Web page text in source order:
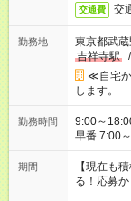
交通費 交
勤務地
東京都武
吉祥寺駅
/
≪自宅
します。
勤務時間
9:00～18:00（休憩60分）
早番 7:00～
と休みを
「できれ
ね。 ※Wワーク希望の方へ 今ご覧のお仕事で希望する勤務時間
と、もう1
期間
【現在も
る！応募